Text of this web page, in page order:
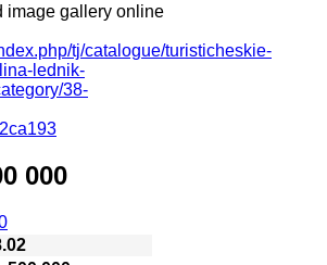
image gallery online
tj/catalogue/turisticheskie-
lednik-
38-
000